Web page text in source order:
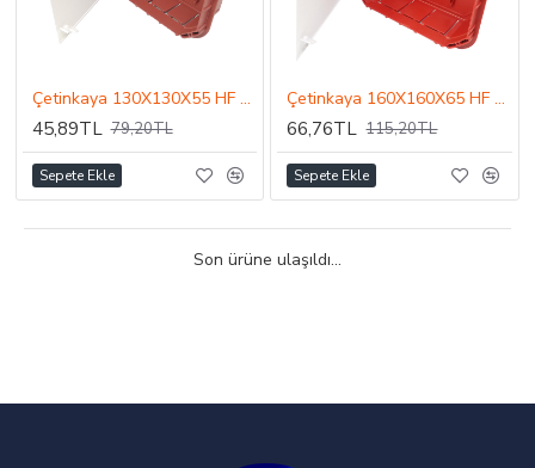
Çetinkaya 130X130X55 HF Sıva Altı ABS Kare Buat
45,89TL 79,20TL
Sepete Ekle
Çetinkaya 160X160X65 HF Sıva Altı ABS Kare Buat
66,76TL 115,20TL
Sepete Ekle
Son ürüne ulaşıldı...